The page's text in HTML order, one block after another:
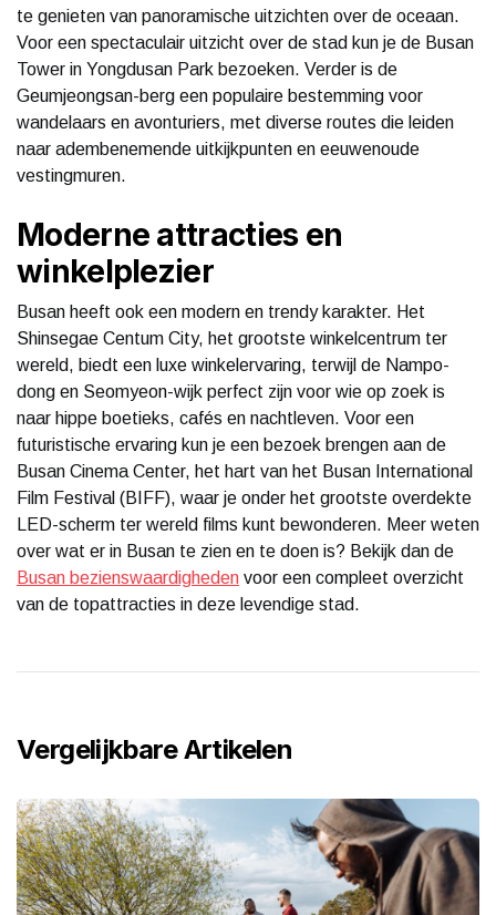
te genieten van panoramische uitzichten over de oceaan.
Voor een spectaculair uitzicht over de stad kun je de Busan
Tower in Yongdusan Park bezoeken. Verder is de
Geumjeongsan-berg een populaire bestemming voor
wandelaars en avonturiers, met diverse routes die leiden
naar adembenemende uitkijkpunten en eeuwenoude
vestingmuren.
Moderne attracties en
winkelplezier
Busan heeft ook een modern en trendy karakter. Het
Shinsegae Centum City, het grootste winkelcentrum ter
wereld, biedt een luxe winkelervaring, terwijl de Nampo-
dong en Seomyeon-wijk perfect zijn voor wie op zoek is
naar hippe boetieks, cafés en nachtleven. Voor een
futuristische ervaring kun je een bezoek brengen aan de
Busan Cinema Center, het hart van het Busan International
Film Festival (BIFF), waar je onder het grootste overdekte
LED-scherm ter wereld films kunt bewonderen. Meer weten
over wat er in Busan te zien en te doen is? Bekijk dan de
Busan bezienswaardigheden voor een compleet overzicht
van de topattracties in deze levendige stad.
Vergelijkbare Artikelen